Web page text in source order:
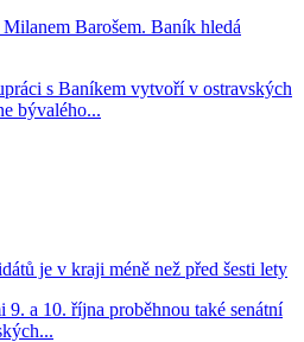
Barošem. Baník hledá
s Baníkem vytvoří v ostravských
bývalého...
je v kraji méně než před šesti lety
a 10. října proběhnou také senátní